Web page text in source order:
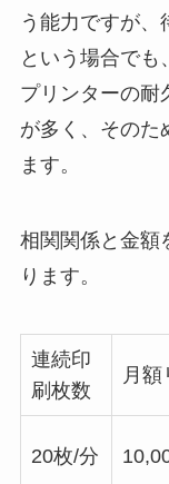
う能力ですが、
という場合でも
プリンターの耐
が多く、そのた
ます。
相関関係と金額
ります。
連続印
刷枚数
月
20枚/分